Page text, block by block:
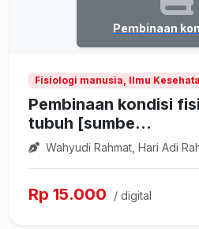
Pembinaan
Fisiologi manusia, Ilmu
Pembinaan kondisi
tubuh [sumbe...
Wahyudi Rahmat, Hari Adi
Rp 15.000 / digital